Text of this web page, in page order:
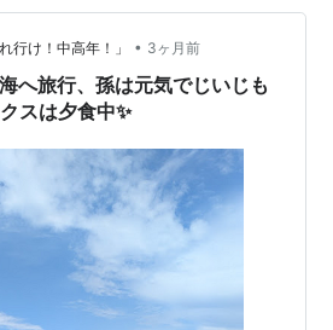
も助けたいわけではなく、弱い立
…
行け！中高年！」 • 3ヶ月前
へ旅行、孫は元気でじいじも
スは夕食中✨